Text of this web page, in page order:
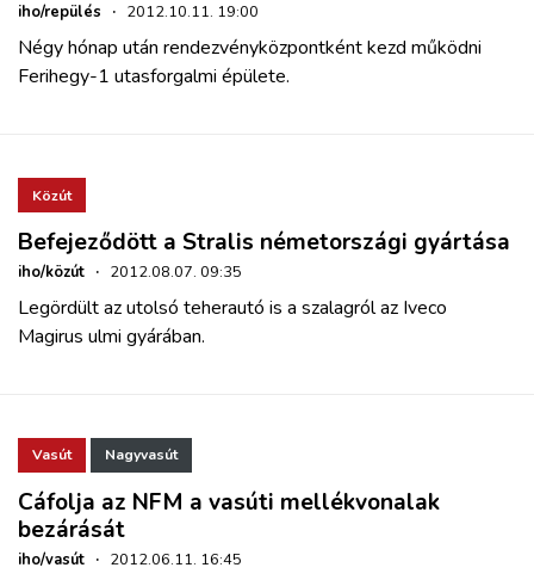
iho/repülés · 2012.10.11. 19:00
Négy hónap után rendezvényközpontként kezd működni
Ferihegy-1 utasforgalmi épülete.
Közút
Befejeződött a Stralis németországi gyártása
iho/közút · 2012.08.07. 09:35
Legördült az utolsó teherautó is a szalagról az Iveco
Magirus ulmi gyárában.
Vasút Nagyvasút
Cáfolja az NFM a vasúti mellékvonalak
bezárását
iho/vasút · 2012.06.11. 16:45